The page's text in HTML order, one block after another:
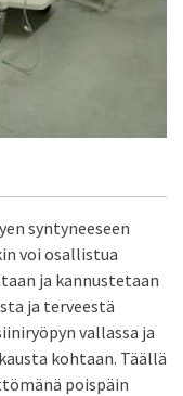
syntyneeseen
voi osallistua
ja kannustetaan
ja terveestä
vallassa ja
kohtaan. Täällä
poispäin